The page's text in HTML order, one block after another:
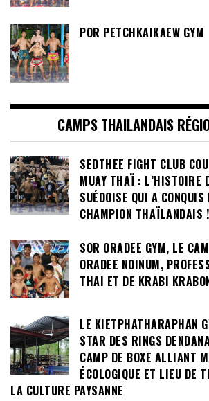
POR PETCHKAIKAEW GYM
CAMPS THAILANDAIS
SEDTHEE FIGHT CLUB
MUAY THAÏ : L’HISTOIRE
SUÉDOISE QUI A
CHAMPION THAÏLANDAIS !
SOR ORADEE GYM, LE
ORADEE NOINUM,
THAI ET DE KRABI
LE KIETPHATHARAPHAN
STAR DES RINGS
CAMP DE BOXE ALLIANT
ÉCOLOGIQUE ET LIEU DE
LA CULTURE PAYSANNE